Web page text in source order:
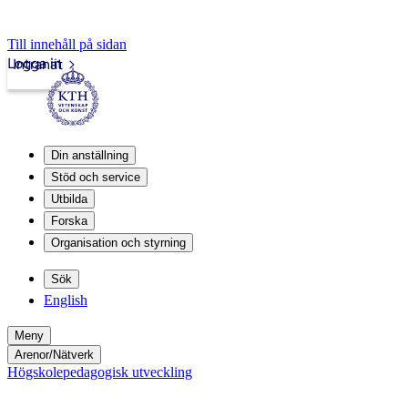
Till innehåll på sidan
Intranät
Logga in
Din anställning
Stöd och service
Utbilda
Forska
Organisation och styrning
Sök
English
Meny
Arenor/Nätverk
Högskolepedagogisk utveckling